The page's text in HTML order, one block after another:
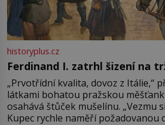
historyplus.cz
Ferdinand I. zatrhl šizení na
„Prvotřídní kvalita, dovoz z Itálie,“
látkami bohatou pražskou
osahává štůček mušelínu. „Vezmu
Kupec rychle naměří požadovanou